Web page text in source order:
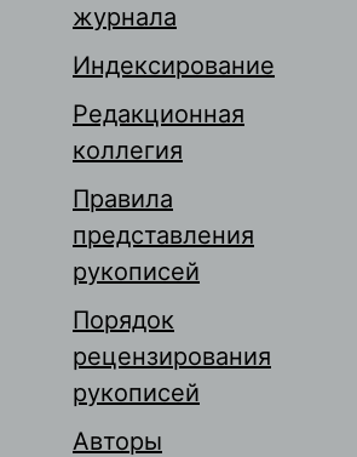
журнала
Индексирование
Редакционная
коллегия
Правила
представления
рукописей
Порядок
рецензирования
рукописей
Авторы